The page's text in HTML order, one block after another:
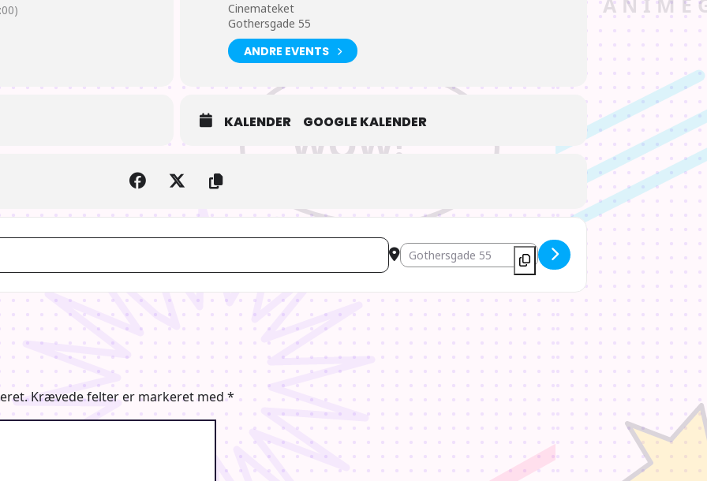
pigen Chihiro sammen med sine forældre til et forladt og forhekset tivoli. Forældrene forvandles til svin, da
retter. For at redde mor og far fra stegepanden må Chihiro smøge kimono-ærmerne op og tage
Iven Ulstrup, Sebastian Jessen, Paul Hüttel, Birthe Neumann
7 år
Cinemateket
Gothersgade 55
ANDRE EVENTS
KALENDER GOOGLE KALENDER
og heksene / Himmelbio [v8KbT5Qui] Destination Address - Chihiro og heksene / Himmelbio
Krævede felter er markeret med *